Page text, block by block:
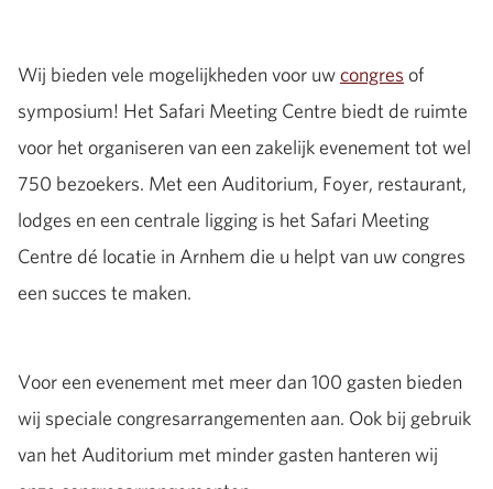
Wij bieden vele mogelijkheden voor uwcongres of
symposium! Het Safari Meeting Centre biedt de ruimte
voor het organiseren van een zakelijk evenement tot wel
750 bezoekers. Met een Auditorium, Foyer, restaurant,
lodges en een centrale ligging is het Safari Meeting
Centre dé locatie in Arnhem die u helpt van uw congres
een succes te maken.
Voor een evenement met meer dan 100 gasten bieden
wij speciale congresarrangementen aan. Ook bij gebruik
van het Auditorium met minder gasten hanteren wij